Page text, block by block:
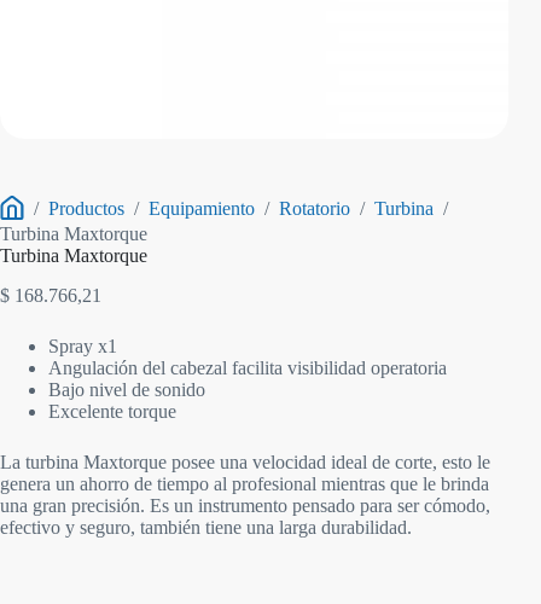
Inicio
/ Productos / Equipamiento / Rotatorio / Turbina /
Turbina Maxtorque
Turbina Maxtorque
$ 168.766,21
Spray x1
Angulación del cabezal facilita visibilidad operatoria
Bajo nivel de sonido
Excelente torque
La turbina Maxtorque posee una velocidad ideal de corte, esto le
genera un ahorro de tiempo al profesional mientras que le brinda
una gran precisión. Es un instrumento pensado para ser cómodo,
efectivo y seguro, también tiene una larga durabilidad.